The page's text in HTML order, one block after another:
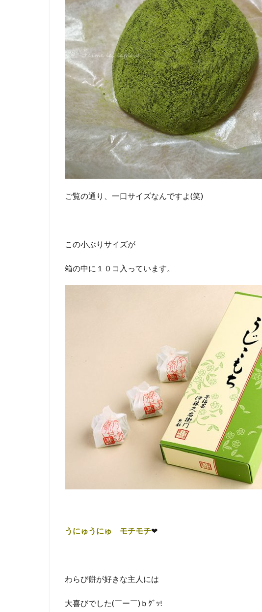
ご覧の通り、一口サイズなんですよ(笑)
この小ぶりサイズが
箱の中に１０コ入っています。
うにゅうにゅ モチモチ❤
わらび餅が好きな主人には
大喜びでした(￣ー￣)ｂｸﾞｯ!